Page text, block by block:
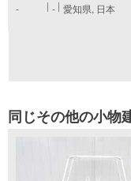
- - 愛知県, 日本
同じその他の小物